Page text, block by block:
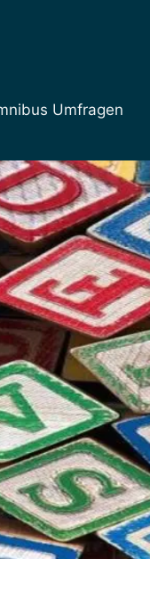
Umfragen